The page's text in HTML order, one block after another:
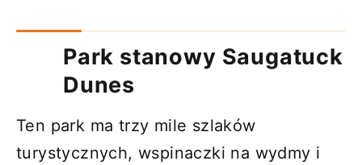
Park stanowy Saugatuck
Dunes
Ten park ma trzy mile szlaków
turystycznych, wspinaczki na wydmy i